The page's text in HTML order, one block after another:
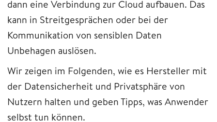
dann eine Verbindung zur Cloud aufbauen. Das
kann in Streitgesprächen oder bei der
Kommunikation von sensiblen Daten
Unbehagen auslösen.
Wir zeigen im Folgenden, wie es Hersteller mit
der Datensicherheit und Privatsphäre von
Nutzern halten und geben Tipps, was Anwender
selbst tun können.